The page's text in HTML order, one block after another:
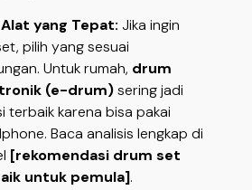
yang Tepat: Jika ingin
pilih yang sesuai
Untuk rumah, drum
(e-drum)sering jadi
terbaik karena bisa pakai
Baca analisis lengkap di
[rekomendasi drum set
untuk pemula].